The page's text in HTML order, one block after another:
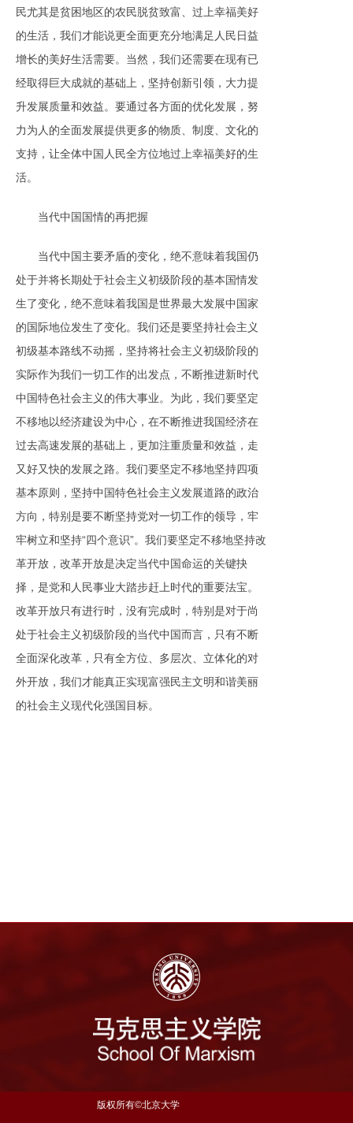
民尤其是贫困地区的农民脱贫致富、过上幸福美好
的生活，我们才能说更全面更充分地满足人民日益
增长的美好生活需要。当然，我们还需要在现有已
经取得巨大成就的基础上，坚持创新引领，大力提
升发展质量和效益。要通过各方面的优化发展，努
力为人的全面发展提供更多的物质、制度、文化的
支持，让全体中国人民全方位地过上幸福美好的生
活。
当代中国国情的再把握
当代中国主要矛盾的变化，绝不意味着我国仍
处于并将长期处于社会主义初级阶段的基本国情发
生了变化，绝不意味着我国是世界最大发展中国家
的国际地位发生了变化。我们还是要坚持社会主义
初级基本路线不动摇，坚持将社会主义初级阶段的
实际作为我们一切工作的出发点，不断推进新时代
中国特色社会主义的伟大事业。为此，我们要坚定
不移地以经济建设为中心，在不断推进我国经济在
过去高速发展的基础上，更加注重质量和效益，走
又好又快的发展之路。我们要坚定不移地坚持四项
基本原则，坚持中国特色社会主义发展道路的政治
方向，特别是要不断坚持党对一切工作的领导，牢
牢树立和坚持“四个意识”。我们要坚定不移地坚持改
革开放，改革开放是决定当代中国命运的关键抉
择，是党和人民事业大踏步赶上时代的重要法宝。
改革开放只有进行时，没有完成时，特别是对于尚
处于社会主义初级阶段的当代中国而言，只有不断
全面深化改革，只有全方位、多层次、立体化的对
外开放，我们才能真正实现富强民主文明和谐美丽
的社会主义现代化强国目标。
版权所有©北京大学